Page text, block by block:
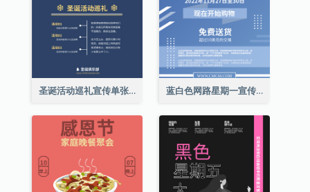
圣诞活动巡礼宣传单张(附介绍) 蓝白色网路星期一宣传单张